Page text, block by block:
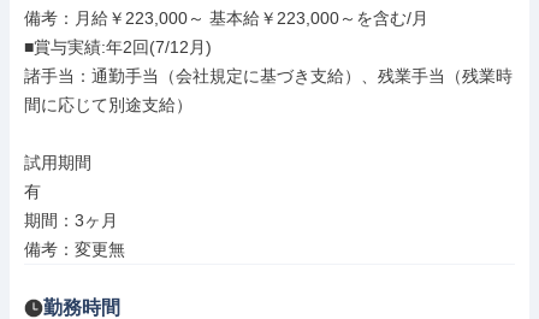
備考：月給￥223,000～ 基本給￥223,000～を含む/月
■賞与実績:年2回(7/12月)
諸手当：通勤手当（会社規定に基づき支給）、残業手当（残業時
間に応じて別途支給）
試用期間
有
期間：3ヶ月
備考：変更無
勤務時間